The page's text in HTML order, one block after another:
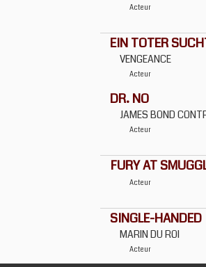
Acteur
EIN TOTER
VENGEANCE
Acteur
DR. NO
JAMES BOND
Acteur
FURY AT
Acteur
SINGLE-HANDED
MARIN DU ROI
Acteur